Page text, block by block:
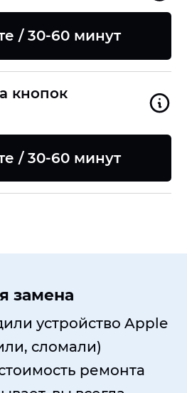
/ 30-60 минут
кнопок
/ 30-60 минут
замена
устройство Apple
сломали)
ремонта